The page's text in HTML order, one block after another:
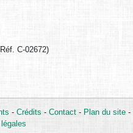
C-02672)
- Crédits - Contact- Plan du site-